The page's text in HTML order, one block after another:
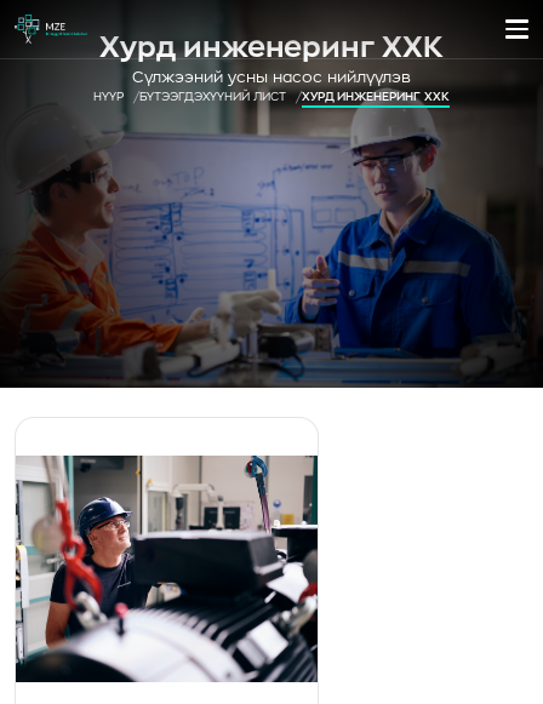
Хурд инженеринг ХХК
Сүлжээний усны насос нийлүүлэв
НҮҮР БҮТЭЭГДЭХҮҮНИЙ ЛИСТ ХУРД ИНЖЕНЕРИНГ ХХК